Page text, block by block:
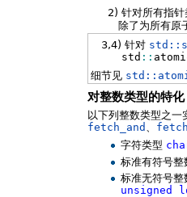
2) 针对所有指
除了为所有原
3,4) 针对
std ::
细节见
对整数类型的特化
以下列整数类型之一
fetch_and
字符类型
标准有符号整
标准无符号整
unsigned